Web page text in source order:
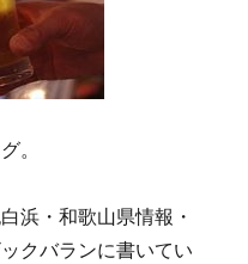
。
浜・和歌山県情報・
クバランに書いてい